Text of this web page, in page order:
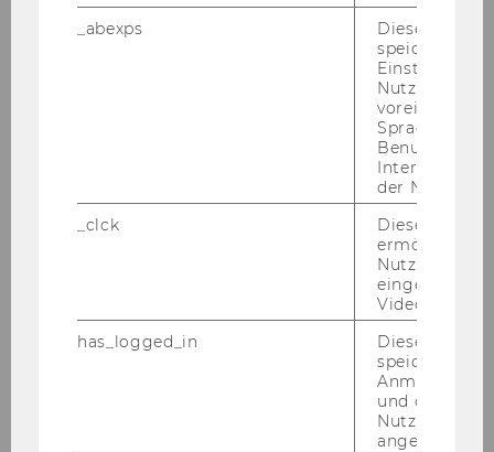
Freiwirtschaftliche Organe
_abexps
Dieses Cookie
speichert
Nutzer*in, zB.
Sprache,
der Nutzer*in
_clck
Dieses Cookie
ermöglicht
Nutzung des
Video Players
has_logged_in
Dieses Cookie
speichert
und ob sich
Nutzer*in
angemeldet